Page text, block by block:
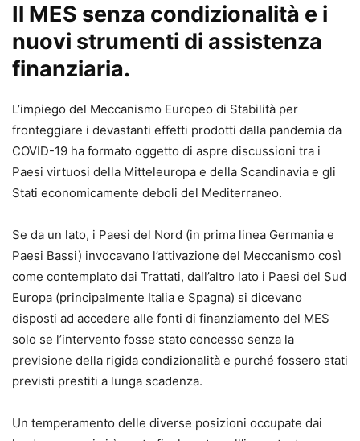
Il MES senza condizionalità e i
nuovi strumenti di assistenza
finanziaria.
L’impiego del Meccanismo Europeo di Stabilità per
fronteggiare i devastanti effetti prodotti dalla pandemia da
COVID-19 ha formato oggetto di aspre discussioni tra i
Paesi virtuosi della Mitteleuropa e della Scandinavia e gli
Stati economicamente deboli del Mediterraneo.
Se da un lato, i Paesi del Nord (in prima linea Germania e
Paesi Bassi) invocavano l’attivazione del Meccanismo così
come contemplato dai Trattati, dall’altro lato i Paesi del Sud
Europa (principalmente Italia e Spagna) si dicevano
disposti ad accedere alle fonti di finanziamento del MES
solo se l’intervento fosse stato concesso senza la
previsione della rigida condizionalità e purché fossero stati
previsti prestiti a lunga scadenza.
Un temperamento delle diverse posizioni occupate dai